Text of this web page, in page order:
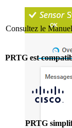
Consultez le
PRTG est
PRTG